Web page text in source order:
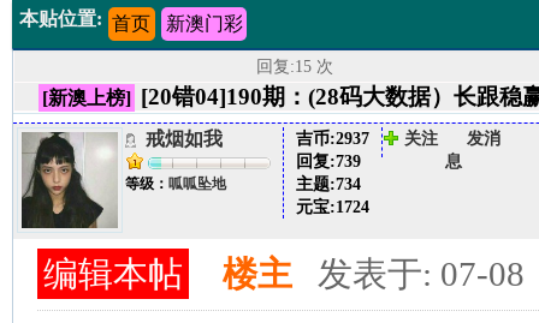
本贴位置: 首页 新澳门彩
回复:15 次
[新澳上榜] [20错04]190期：(28码大数据）长跟稳
戒烟如我
等级： 呱呱坠地
吉币:2937
回复:739
主题:734
元宝:1724
关注
发消
息
编辑本帖 楼主 发表于: 07-08